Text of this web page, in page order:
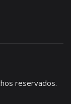
reservados.